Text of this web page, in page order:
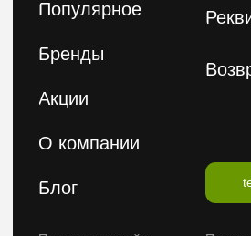
Политика конфиденциальности